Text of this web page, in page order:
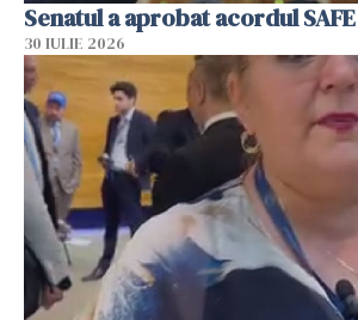
Senatul a aprobat acordul SAFE
30 IULIE 2026